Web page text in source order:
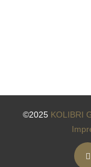
©2025 KOLIBRI